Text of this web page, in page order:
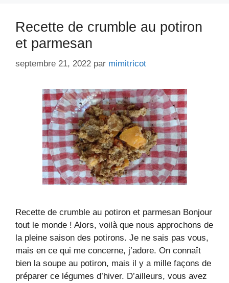
Recette de crumble au potiron
et parmesan
septembre 21, 2022 par mimitricot
Recette de crumble au potiron et parmesan Bonjour
tout le monde ! Alors, voilà que nous approchons de
la pleine saison des potirons. Je ne sais pas vous,
mais en ce qui me concerne, j’adore. On connaît
bien la soupe au potiron, mais il y a mille façons de
préparer ce légumes d’hiver. D’ailleurs, vous avez